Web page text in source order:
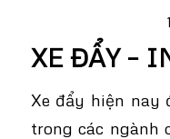
XE ĐẨY –
Xe đẩy hiện nay
trong các ngành